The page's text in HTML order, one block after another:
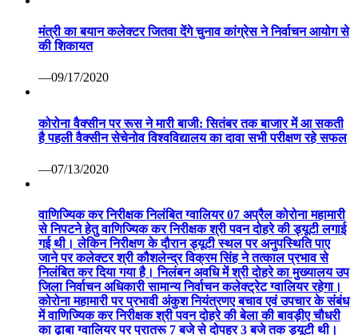
मंत्री का बयान कलेक्टर जितवा देंगे चुनाव कांग्रेस ने निर्वाचन आयोग से
की शिकायत
—09/17/2020
कोरोना वैक्सीन पर रूस ने मारी बाजी: सितंबर तक बाजार में आ सकती
है पहली वैक्सीन सेचेनोव विश्वविद्यालय का दावा सभी परीक्षण रहे सफल
—07/13/2020
वाणिज्यिक कर निरीक्षक निलंबित ग्वालियर 07 अप्रैल कोरोना महामारी
से निपटने हेतु वाणिज्यिक कर निरीक्षक श्री पवन दोहरे की ड्यूटी लगाई
गई थी। लेकिन निरीक्षण के दौरान ड्यूटी स्थल पर अनुपस्थिति पाए
जाने पर कलेक्टर श्री कौशलेन्द्र विक्रम सिंह ने तत्काल प्रभाव से
निलंबित कर दिया गया है। निलंबन अवधि में श्री दोहरे का मुख्यालय उप
जिला निर्वाचन अधिकारी सामान्य निर्वाचन कलेक्ट्रेट ग्वालियर रहेगा।
कोरोना महामारी पर प्रभावी अंकुश नियंत्रणए बचाव एवं उपचार के संबंध
में वाणिज्यिक कर निरीक्षक श्री पवन दोहरे की बेला की बावड़ीए चौधरी
का ढ़ाबा ग्वालियर पर प्रातरू 7 बजे से दोपहर 3 बजे तक ड्यूटी थी।